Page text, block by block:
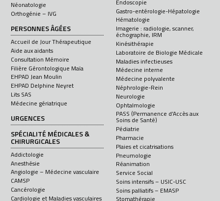
Néonatologie
Orthogénie – IVG
PERSONNES ÂGÉES
Accueil de Jour Thérapeutique
Aide aux aidants
Consultation Mémoire
Filière Gérontologique Maïa
EHPAD Jean Moulin
EHPAD Delphine Neyret
Lits SAS
Médecine gériatrique
URGENCES
SPÉCIALITÉ MÉDICALES &
CHIRURGICALES
Addictologie
Anesthésie
Angiologie – Médecine vasculaire
CAMSP
Cancérologie
Cardiologie et Maladies vasculaires
Endoscopie
Gastro-entérologie-Hépatologie
Hématologie
Imagerie : radiologie, scanner,
échographie, IRM
Kinésithérapie
Laboratoire de Biologie Médicale
Maladies infectieuses
Médecine interne
Médecine polyvalente
Néphrologie-Rein
Neurologie
Ophtalmologie
PASS (Permanence d’Accès aux
Soins de Santé)
Pédiatrie
Pharmacie
Plaies et cicatrisations
Pneumologie
Réanimation
Service Social
Soins intensifs – USIC-USC
Soins palliatifs – EMASP
Stomathérapie